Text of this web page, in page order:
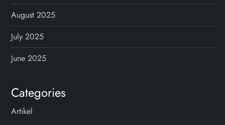
August 2025
July 2025
June 2025
Categories
Artikel